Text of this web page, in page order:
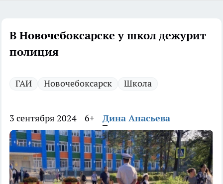
В Новочебоксарске у школ дежурит
полиция
ГАИ Новочебоксарск Школа
3 сентября 2024 6+ Дина Апасьева